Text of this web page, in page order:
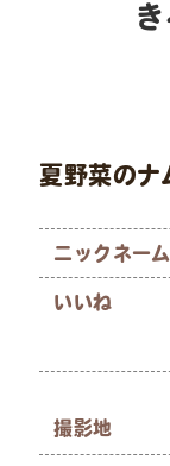
夏野菜のナ
ニックネーム
いいね
撮影地